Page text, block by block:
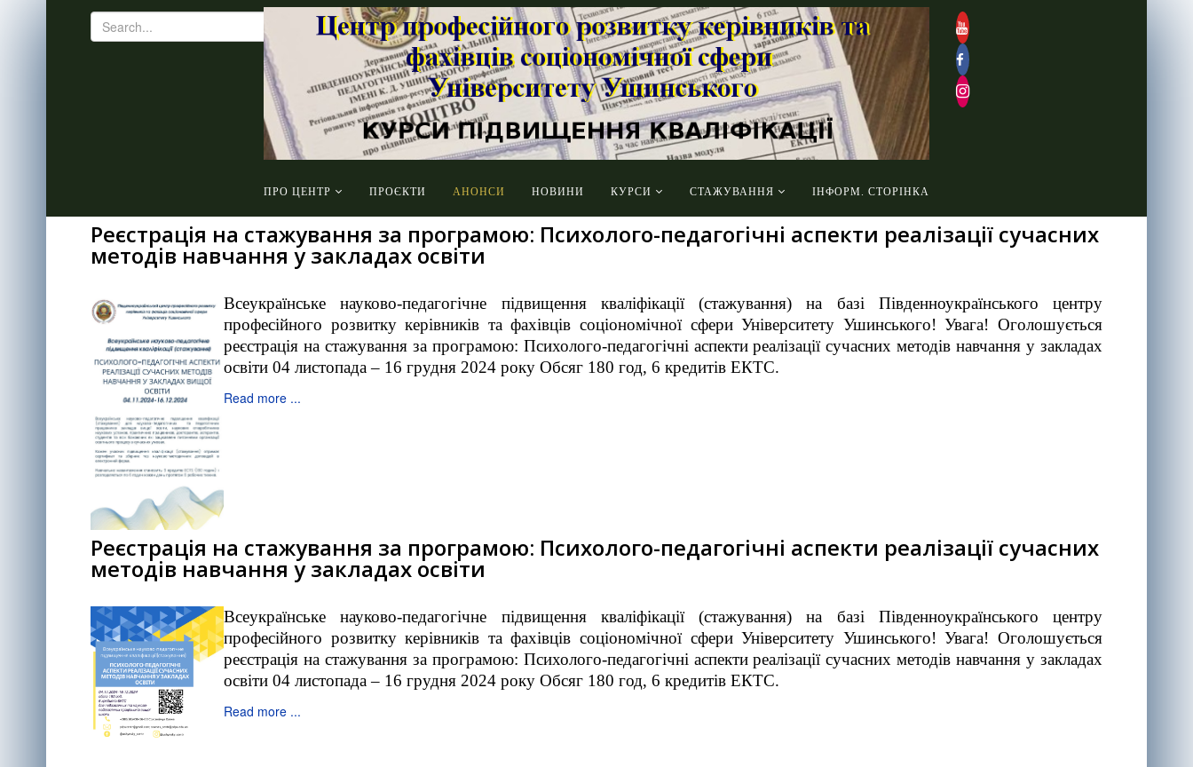
ПРО ЦЕНТР ПРОЄКТИ АНОНСИ НОВИНИ КУРСИ СТАЖУВАННЯ ІНФОРМ. СТОРІНКА
Реєстрація на стажування за програмою: Психолого-педагогічні аспекти реалізації сучасних
методів навчання у закладах освіти
Всеукраїнське науково-педагогічне підвищення кваліфікації (стажування) на базі Південноукраїнського центру
професійного розвитку керівників та фахівців соціономічної сфери Університету Ушинського! Увага! Оголошується
реєстрація на стажування за програмою: Психолого-педагогічні аспекти реалізації сучасних методів навчання у закладах
освіти 04 листопада – 16 грудня 2024 року Обсяг 180 год, 6 кредитів ЕКТС.
Read more ...
Реєстрація на стажування за програмою: Психолого-педагогічні аспекти реалізації сучасних
методів навчання у закладах освіти
Всеукраїнське науково-педагогічне підвищення кваліфікації (стажування) на базі Південноукраїнського центру
професійного розвитку керівників та фахівців соціономічної сфери Університету Ушинського! Увага! Оголошується
реєстрація на стажування за програмою: Психолого-педагогічні аспекти реалізації сучасних методів навчання у закладах
освіти 04 листопада – 16 грудня 2024 року Обсяг 180 год, 6 кредитів ЕКТС.
Read more ...